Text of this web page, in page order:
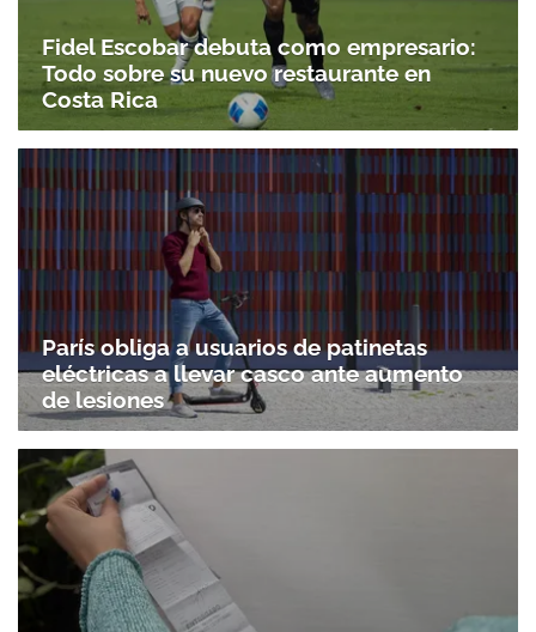
Fidel Escobar debuta como empresario:
Todo sobre su nuevo restaurante en
Costa Rica
París obliga a usuarios de patinetas
eléctricas a llevar casco ante aumento
de lesiones